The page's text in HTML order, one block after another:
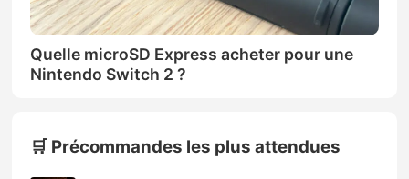
Quelle microSD Express acheter pour une
Nintendo Switch 2 ?
🛒 Précommandes les plus attendues